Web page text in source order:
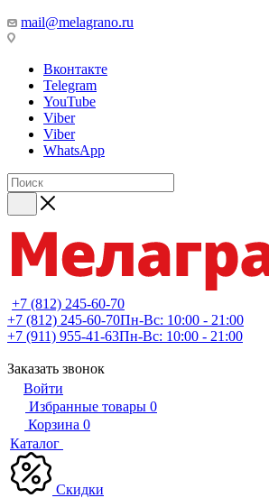
mail@melagrano.ru
Вконтакте
Telegram
YouTube
Viber
Viber
WhatsApp
+7 (812) 245-60-70
+7 (812) 245-60-70Пн-Вс: 10:00 - 21:00
+7 (911) 955-41-63Пн-Вс: 10:00 - 21:00
Заказать звонок
Войти
Избранные товары 0
Корзина 0
Каталог
Скидки